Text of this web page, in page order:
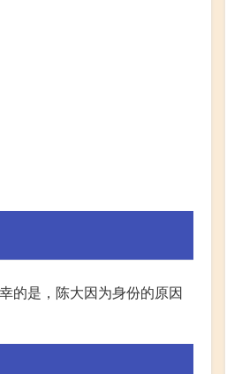
的是，陈大因为身份的原因